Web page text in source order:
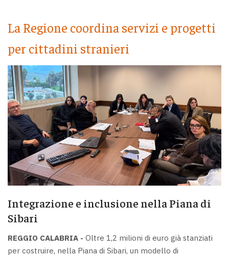
La Regione coordina servizi e progetti
per cittadini stranieri
Integrazione e inclusione nella Piana di
Sibari
REGGIO CALABRIA - Oltre 1,2 milioni di euro già stanziati
per costruire, nella Piana di Sibari, un modello di